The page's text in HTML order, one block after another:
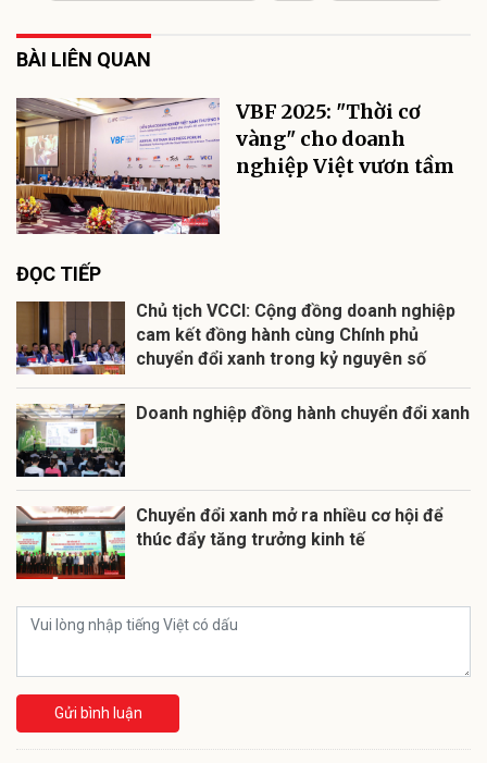
BÀI LIÊN QUAN
VBF 2025: "Thời cơ
vàng" cho doanh
nghiệp Việt vươn tầm
ĐỌC TIẾP
Chủ tịch VCCI: Cộng đồng doanh nghiệp
cam kết đồng hành cùng Chính phủ
chuyển đổi xanh trong kỷ nguyên số
Doanh nghiệp đồng hành chuyển đổi xanh
Chuyển đổi xanh mở ra nhiều cơ hội để
thúc đẩy tăng trưởng kinh tế
Gửi bình luận